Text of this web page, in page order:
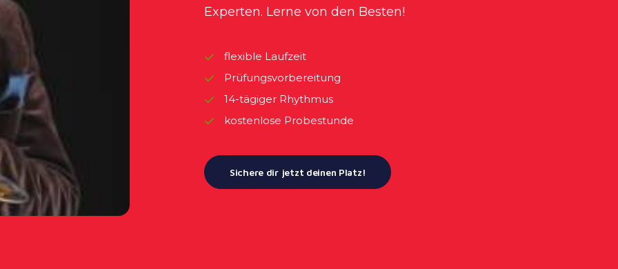
Experten. Lerne von den Besten!
flexible Laufzeit
Prüfungsvorbereitung
14-tägiger Rhythmus
kostenlose Probestunde
Sichere dir jetzt deinen Platz!